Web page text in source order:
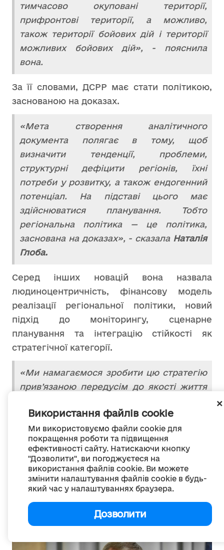
Використання файлів cookie
Ми використовуємо файли cookie для
покращення роботи та підвищення
ефективності сайту. Натискаючи кнопку
"Дозволити", ви погоджуєтеся на
використання файлів cookie. Ви можете
змінити налаштування файлів cookie в будь-
який час у налаштуваннях браузера.
Дозволити
тимчасово окуповані території,
прифронтові території, а можливо,
також території бойових дій і території
можливих бойових дій», - пояснила
вона.
За її словами, ДСРР має стати політикою,
заснованою на доказах.
«Мета створення аналітичного
документа полягає в тому, щоб
визначити тенденції, проблеми,
структурні дефіцити регіонів, їхні
потреби у розвитку, а також ендогенний
потенціал. На підставі цього має
здійснюватися планування. Тобто
регіональна політика — це політика,
заснована на доказах», - сказала Наталія
Глоба.
Серед інших новацій вона назвала
людиноцентричність, фінансову модель
реалізації регіональної політики, новий
підхід до моніторингу, сценарне
планування та інтеграцію стійкості як
стратегічної категорії.
«Ми намагаємося зробити цю стратегію
прив’язаною передусім до якості життя
велике соціологічне дослідження, у
якому визначатимуться потреби людей,
які живуть у різних регіонах, щоб люди
безпосередньо впливали на розробку
такого важливого документа», -
зазначила вона.